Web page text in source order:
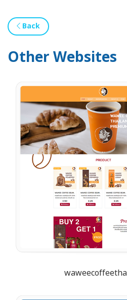
Back
Other Websites